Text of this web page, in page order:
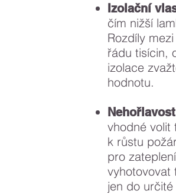
Izolační
čím nižší
Rozdíly
řádu tisícin,
izolace
hodnotu.
Nehořlavost
vhodné volit
k růstu
pro
vyhotovovat
jen do určité